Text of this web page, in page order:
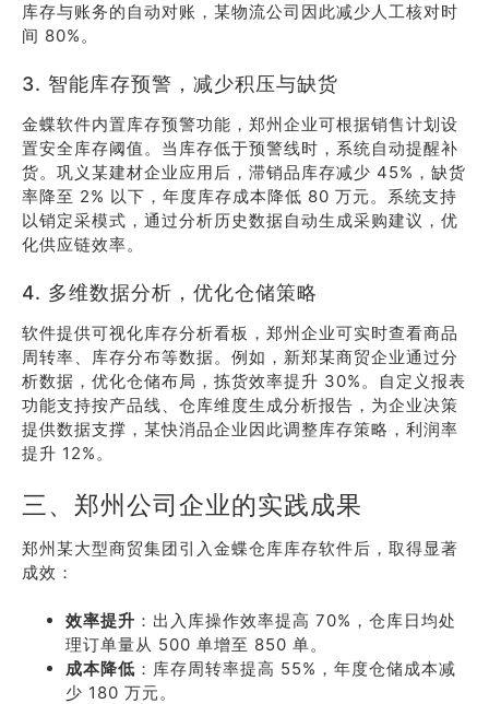
库存与账务的自动对账，某物流公司因此减少人工核对时
间 80%。
3. 智能库存预警，减少积压与缺货
金蝶软件内置库存预警功能，郑州企业可根据销售计划设
置安全库存阈值。当库存低于预警线时，系统自动提醒补
货。巩义某建材企业应用后，滞销品库存减少 45%，缺货
率降至 2% 以下，年度库存成本降低 80 万元。系统支持
以销定采模式，通过分析历史数据自动生成采购建议，优
化供应链效率。
4. 多维数据分析，优化仓储策略
软件提供可视化库存分析看板，郑州企业可实时查看商品
周转率、库存分布等数据。例如，新郑某商贸企业通过分
析数据，优化仓储布局，拣货效率提升 30%。自定义报表
功能支持按产品线、仓库维度生成分析报告，为企业决策
提供数据支撑，某快消品企业因此调整库存策略，利润率
提升 12%。
三、郑州公司企业的实践成果
郑州某大型商贸集团引入金蝶仓库库存软件后，取得显著
成效：
效率提升 ：出入库操作效率提高 70%，仓库日均处
理订单量从 500 单增至 850 单。
成本降低 ：库存周转率提高 55%，年度仓储成本减
少 180 万元。